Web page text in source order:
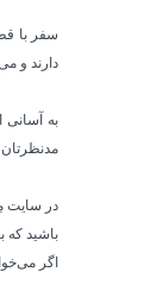
سفر با
دارند و
به آسانی
در سایت
باشید که
اگر